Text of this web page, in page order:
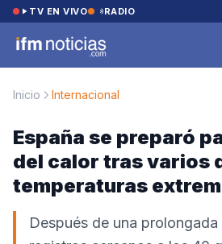
Saltar al contenido
TV EN VIVO RADIO
Inicio Internacional
España se preparó
del calor tras varios
temperaturas
Después de una